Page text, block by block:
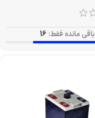
باقی مانده فقط: 16